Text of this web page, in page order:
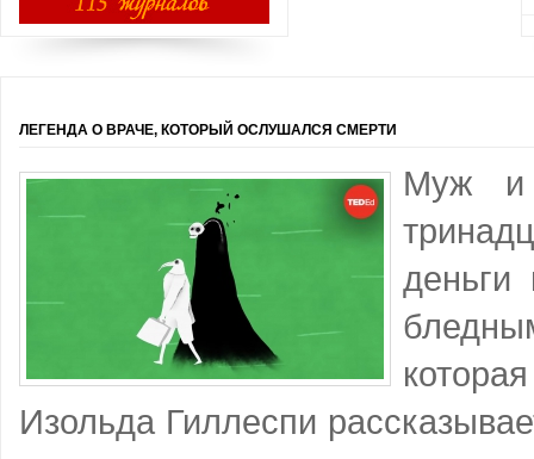
ЛЕГЕНДА О ВРАЧЕ, КОТОРЫЙ ОСЛУШАЛСЯ СМЕРТИ
Муж и
Изольда Гиллеспи